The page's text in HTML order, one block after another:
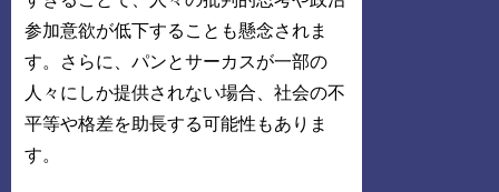
参加意欲が低下することも懸念されま
す。さらに、パンとサーカスが一部の
人々にしか提供されない場合、社会の不
平等や格差を助長する可能性もありま
す。